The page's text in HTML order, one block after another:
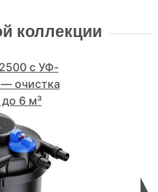
коллекции
с УФ-
очистка
6 м³